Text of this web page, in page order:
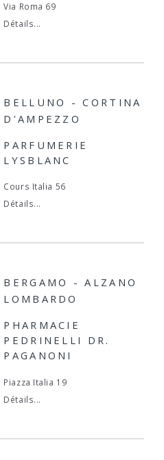
Via Roma 69
Détails...
BELLUNO - CORTINA
D'AMPEZZO
PARFUMERIE
LYSBLANC
Cours Italia 56
Détails...
BERGAMO - ALZANO
LOMBARDO
PHARMACIE
PEDRINELLI DR.
PAGANONI
Piazza Italia 19
Détails...